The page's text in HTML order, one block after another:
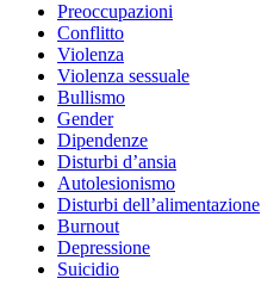
Preoccupazioni
Conflitto
Violenza
Violenza sessuale
Bullismo
Gender
Dipendenze
Disturbi d’ansia
Autolesionismo
Disturbi dell’alimentazione
Burnout
Depressione
Suicidio